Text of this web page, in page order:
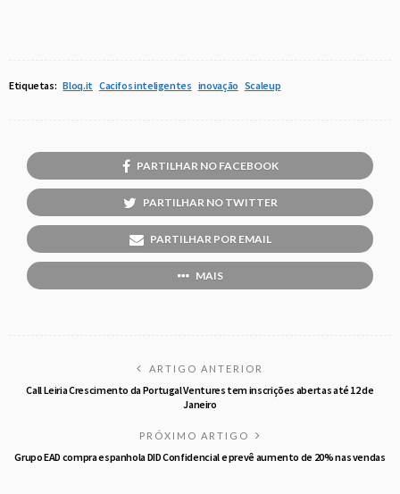
Etiquetas: Bloq.it Cacifos inteligentes inovação Scaleup
PARTILHAR NO FACEBOOK
PARTILHAR NO TWITTER
PARTILHAR POR EMAIL
MAIS
ARTIGO ANTERIOR
Call Leiria Crescimento da Portugal Ventures tem inscrições abertas até 12 de
Janeiro
PRÓXIMO ARTIGO
Grupo EAD compra espanhola DID Confidencial e prevê aumento de 20% nas vendas